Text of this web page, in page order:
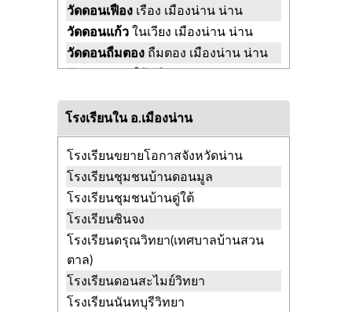
วัดดอนเฟือง เรือง เมืองน่าน น่าน
วัดดอนแก้วในเวียง เมืองน่าน น่าน
วัดดอนถืมตอง ถืมตอง เมืองน่าน น่าน
วัดต้นแก้วไชยสถาน เมืองน่าน น่าน
วัดตาแก้วไชยสถาน เมืองน่าน น่าน
วัดถืมตองถืมตอง เมืองน่าน น่าน
วัดท่าช้างในเวียง เมืองน่าน น่าน
วัดธงหลวงกองควาย เมืองน่าน น่าน
วัดนวราษฎร์นาซาว เมืองน่าน น่าน
วัดนาซาวนาซาว เมืองน่าน น่าน
วัดนาผา
วัดน้ำครกเก่ากองควาย เมืองน่าน น่าน
วัดน้ำล้อมในเวียง เมืองน่าน น่าน
โรงเรียนใน อ.เมืองน่าน
โรงเรียนขยายโอกาสจังหวัดน่าน
โรงเรียนชุมชนบ้านดอนมูล
โรงเรียนชุมชนบ้านดู่ใต้
โรงเรียนซินจง
โรงเรียนดรุณวิทยา(เทศบาลบ้านสวน
ตาล)
โรงเรียนดอนสะไมย์วิทยา
โรงเรียนนันทบุรีวิทยา